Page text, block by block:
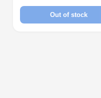
Out of stock